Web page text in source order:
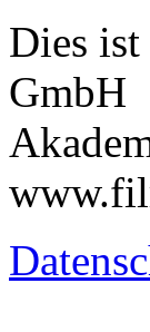
Dies
GmbH